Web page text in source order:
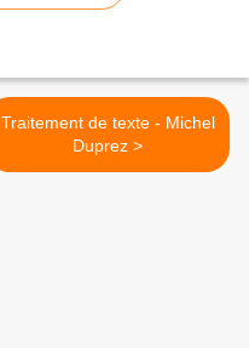
Traitement de texte - Michel
Duprez >